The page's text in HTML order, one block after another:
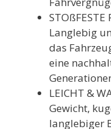
STOßFESTE
Langlebig
das
eine
LEICHT &
Gewicht,
langlebiger